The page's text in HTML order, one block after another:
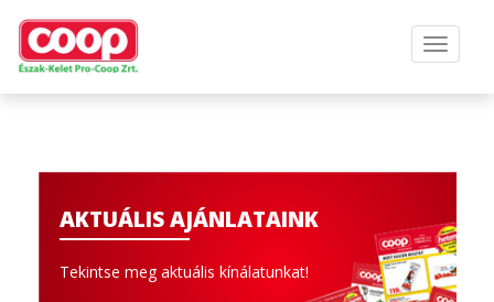
AKTUÁLIS AJÁNLATAINK
Tekintse meg aktuális kínálatunkat!